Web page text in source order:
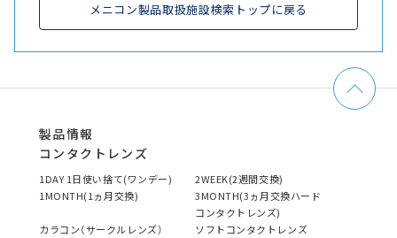
メニコン製品取扱施設検索トップに戻る
製品情報
コンタクトレンズ
1DAY 1日使い捨て(ワンデー)
2WEEK(2週間交換)
1MONTH(1ヵ月交換)
3MONTH(3ヵ月交換ハード
コンタクトレンズ)
カラコン（サークルレンズ）
ソフトコンタクトレンズ